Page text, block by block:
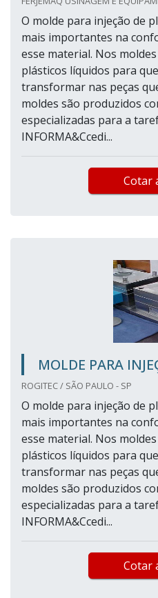
O molde para injeção de
mais importantes na
esse material. Nos
plásticos líquidos para
transformar nas peças
moldes são produzidos
especializadas para a
INFORMA&Ccedi...
Cotar
MOLDE PARA
ROGITEC / SÃO PAULO - SP
O molde para injeção de
mais importantes na
esse material. Nos
plásticos líquidos para
transformar nas peças
moldes são produzidos
especializadas para a
INFORMA&Ccedi...
Cotar